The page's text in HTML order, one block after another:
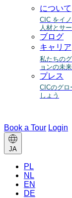
について
CIC をイ
人材とサ
ブログ
キャリア
私たちの
ョンの未
プレス
CICのグロ
しょう
Book a Tour Login
JAChange
language
PL
NL
EN
DE